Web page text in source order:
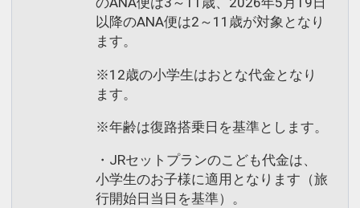
以降のANA便は2～11歳が対象となり
ます。
※12歳の小学生はおとな代金となり
ます。
※年齢は復路搭乗日を基準とします。
・JRセットプランのこども代金は、
小学生のお子様に適用となります（旅
行開始日当日を基準）。